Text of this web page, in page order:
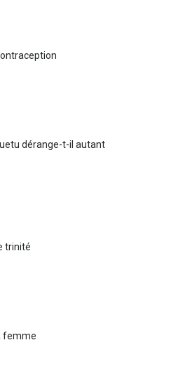
dérange-t-il autant
trinité
femme